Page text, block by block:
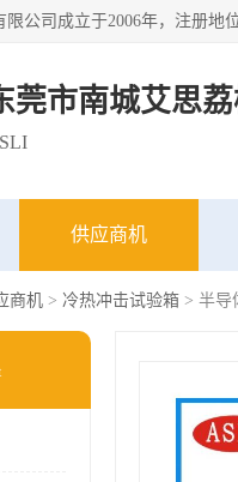
莞市南城艾思
供应商机
商机 > 冷热冲击试验箱 > 半导